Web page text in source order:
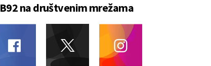
B92 na društvenim mrežama